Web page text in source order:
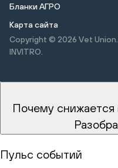
Бланки АГРО
Карта сайта
Copyright © 2026 Vet
INVITRO.
Почему снижается
Пульс событий